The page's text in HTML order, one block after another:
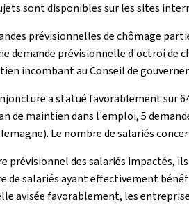
sont disponibles sur les sites
prévisionnelles de chômage
demande prévisionnelle d'octroi de
incombant au Conseil de
a statué favorablement sur
maintien dans l'emploi, 5
Le nombre de salariés
des salariés impactés,
salariés ayant effectivement
avisée favorablement, les